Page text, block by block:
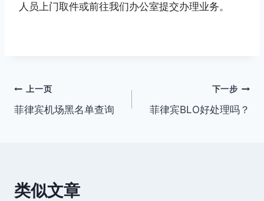
人员上门取件或前往我们办公室提交办理业务。
文
章
上一页
菲律宾机场黑名单查询
下一步
菲律宾BLO好处理吗？
类似文章